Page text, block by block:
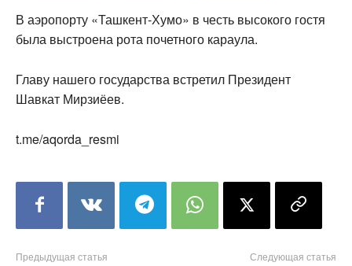
В аэропорту «Ташкент-Хумо» в честь высокого гостя
была выстроена рота почетного караула.
Главу нашего государства встретил Президент
Шавкат Мирзиёев.
t.me/aqorda_resmi
Предыдущая статья Следующая статья